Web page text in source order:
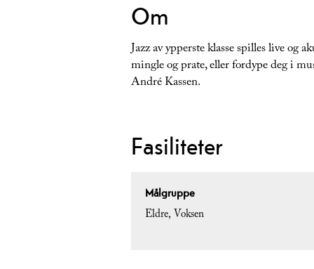
Om
Jazz av ypperste klasse spilles live og
mingle og prate, eller fordype deg i
André Kassen.
Fasiliteter
Målgruppe
Eldre Voksen